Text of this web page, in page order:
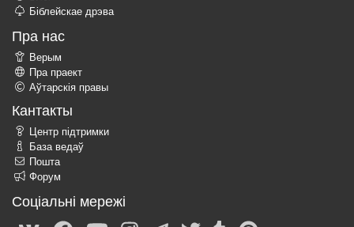
Біблейскае дрэва
Пра нас
Верым
Пра праект
Аўтарскія правы
Кантакты
Центр підтримки
База ведаў
Пошта
Форум
Соціальні мережі